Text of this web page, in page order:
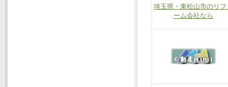
埼玉県・東松山市のリフ
ーム会社なら